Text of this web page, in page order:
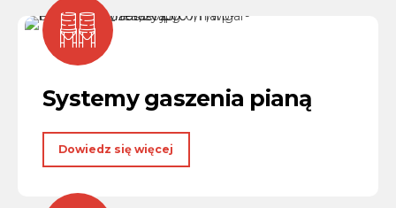
Systemy gaszenia pianą
Dowiedz się więcej